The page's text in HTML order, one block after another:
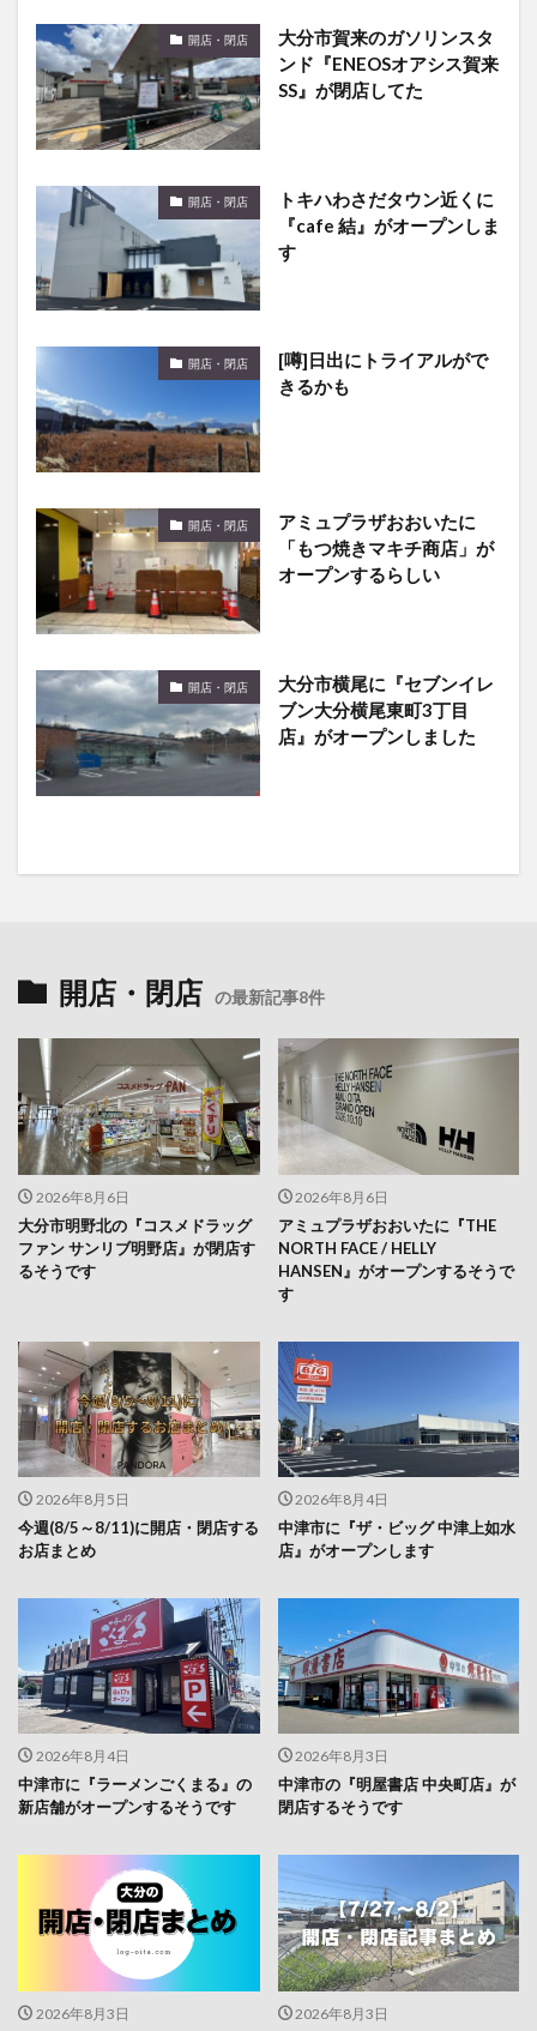
開店・閉店
大分市賀来のガソリンスタ
ンド『ENEOSオアシス賀来
SS』が閉店してた
開店・閉店
トキハわさだタウン近くに
『cafe 結』がオープンしま
す
開店・閉店
[噂]日出にトライアルがで
きるかも
開店・閉店
アミュプラザおおいたに
「もつ焼きマキチ商店」が
オープンするらしい
開店・閉店
大分市横尾に『セブンイレ
ブン大分横尾東町3丁目
店』がオープンしました
開店・閉店 の最新記事8件
2026年8月6日
大分市明野北の『コスメドラッグ
ファン サンリブ明野店』が閉店す
るそうです
2026年8月6日
アミュプラザおおいたに『THE
NORTH FACE / HELLY
HANSEN』がオープンするそうで
す
2026年8月5日
今週(8/5～8/11)に開店・閉店する
お店まとめ
2026年8月4日
中津市に『ザ・ビッグ 中津上如水
店』がオープンします
2026年8月4日
中津市に『ラーメンごくまる』の
新店舗がオープンするそうです
2026年8月3日
中津市の『明屋書店 中央町店』が
閉店するそうです
2026年8月3日 2026年8月3日